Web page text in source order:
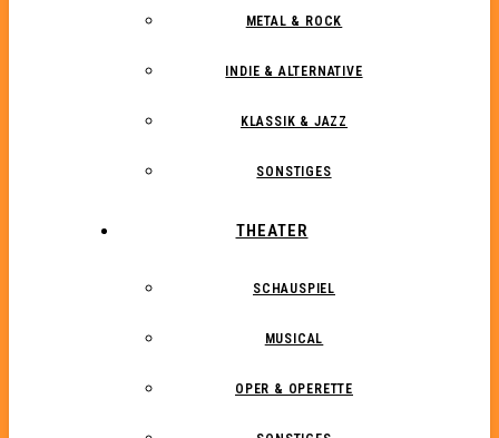
METAL & ROCK
INDIE & ALTERNATIVE
KLASSIK & JAZZ
SONSTIGES
THEATER
SCHAUSPIEL
MUSICAL
OPER & OPERETTE